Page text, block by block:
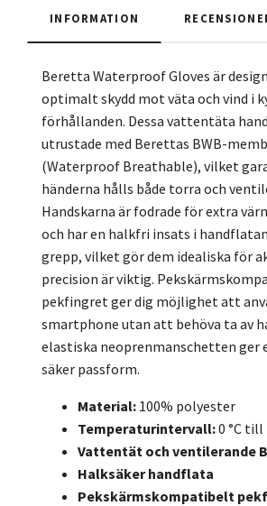
INFORMATION
Beretta Waterproof Gloves är
optimalt skydd mot väta och vind i
förhållanden. Dessa vattentäta
utrustade med Berettas BWB-
(Waterproof Breathable), vilket
händerna hålls både torra och
Handskarna är fodrade för extra
och har en halkfri insats i
grepp, vilket gör dem idealiska för
precision är viktig.
pekfingret ger dig möjlighet att
smartphone utan att behöva ta av
elastiska neoprenmanschetten ger
säker passform.
Material: 100% polyester
Temperaturintervall:0 °C till
Vattentät och ventilerande
Halksäker handflata
Pekskärmskompatibelt